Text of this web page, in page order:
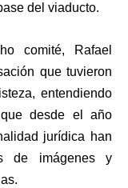
del viaducto.
comité, Rafael
que tuvieron
entendiendo
desde el año
jurídica han
de imágenes y